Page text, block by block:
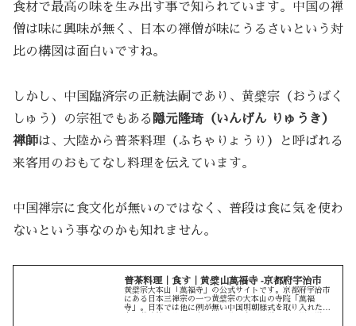
食材で最高の味を生み出す事で知られています。中国の禅
僧は味に興味が無く、日本の禅僧が味にうるさいという対
比の構図は面白いですね。
しかし、中国臨済宗の正統法嗣であり、黄檗宗（おうばく
しゅう）の宗祖でもある 隠元隆琦（いんげん りゅうき）
禅師は、大陸から普茶料理（ふちゃりょうり）と呼ばれる
来客用のおもてなし料理を伝えています。
中国禅宗に食文化が無いのではなく、普段は食に気を使わ
ないという事なのかも知れません。
普茶料理｜食す｜黄檗山萬福寺 ‐京都府宇治市
黄檗宗大本山「萬福寺」の公式サイトです。京都府宇治市
にある日本三禅宗の一つ黄檗宗の大本山の寺院「萬福
寺」。日本では他に例が無い中国明朝様式を取り入れた禅